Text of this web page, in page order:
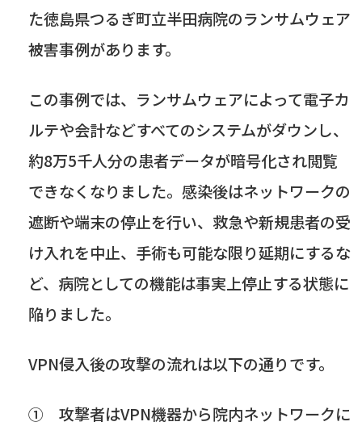
た徳島県つるぎ町立半田病院のランサムウェア
被害事例があります。
この事例では、ランサムウェアによって電子カ
ルテや会計などすべてのシステムがダウンし、
約8万5千人分の患者データが暗号化され閲覧
できなくなりました。感染後はネットワークの
遮断や端末の停止を行い、救急や新規患者の受
け入れを中止、手術も可能な限り延期にするな
ど、病院としての機能は事実上停止する状態に
陥りました。
VPN侵入後の攻撃の流れは以下の通りです。
① 攻撃者はVPN機器から院内ネットワークに